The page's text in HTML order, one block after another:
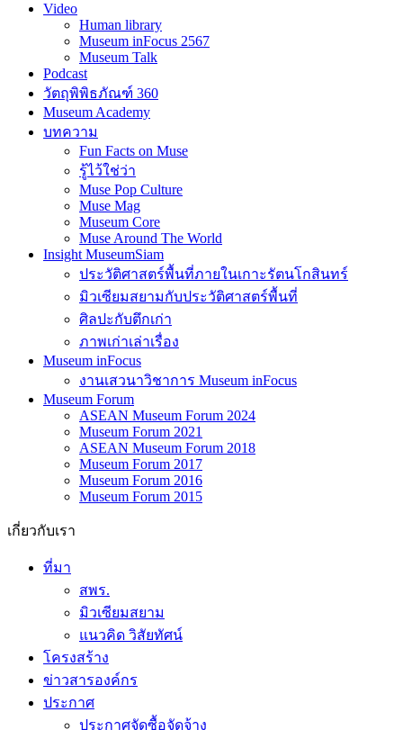
Video
Human library
Museum inFocus 2567
Museum Talk
Podcast
วัตถุพิพิธภัณฑ์ 360
Museum Academy
บทความ
Fun Facts on Muse
รู้ไว้ใช่ว่า
Muse Pop Culture
Muse Mag
Museum Core
Muse Around The World
Insight MuseumSiam
ประวัติศาสตร์พื้นที่ภายในเกาะรัตนโกสินทร์
มิวเซียมสยามกับประวัติศาสตร์พื้นที่
ศิลปะกับตึกเก่า
ภาพเก่าเล่าเรื่อง
Museum inFocus
งานเสวนาวิชาการ Museum inFocus
Museum Forum
ASEAN Museum Forum 2024
Museum Forum 2021
ASEAN Museum Forum 2018
Museum Forum 2017
Museum Forum 2016
Museum Forum 2015
เกี่ยวกับเรา
ที่มา
สพร.
มิวเซียมสยาม
แนวคิด วิสัยทัศน์
โครงสร้าง
ข่าวสารองค์กร
ประกาศ
ประกาศจัดซื้อจัดจ้าง